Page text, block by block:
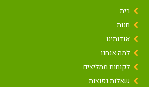
בית
חנות
אודותינו
למה אנחנו
לקוחות ממליצים
שאלות נפוצות